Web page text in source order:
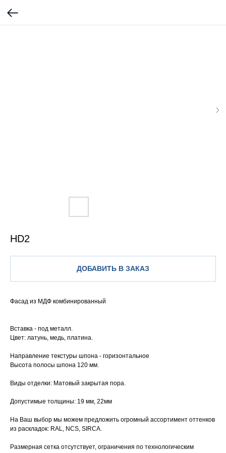
HD2
ДОБАВИТЬ В ЗАКАЗ
Фасад из МДФ комбинированный
Вставка - под металл.
Цвет: латунь, медь, платина.
Направление текстуры шпона - горизонтальное
Высота полосы шпона 120 мм.
Виды отделки: Матовый закрытая пора.
Допустимые толщины: 19 мм, 22мм
На Ваш выбор мы можем предложить огромный ассортимент оттенков
из раскладок: RAL, NCS, SIRCA.
Размерная сетка отсутствует, ограничения по технологическим